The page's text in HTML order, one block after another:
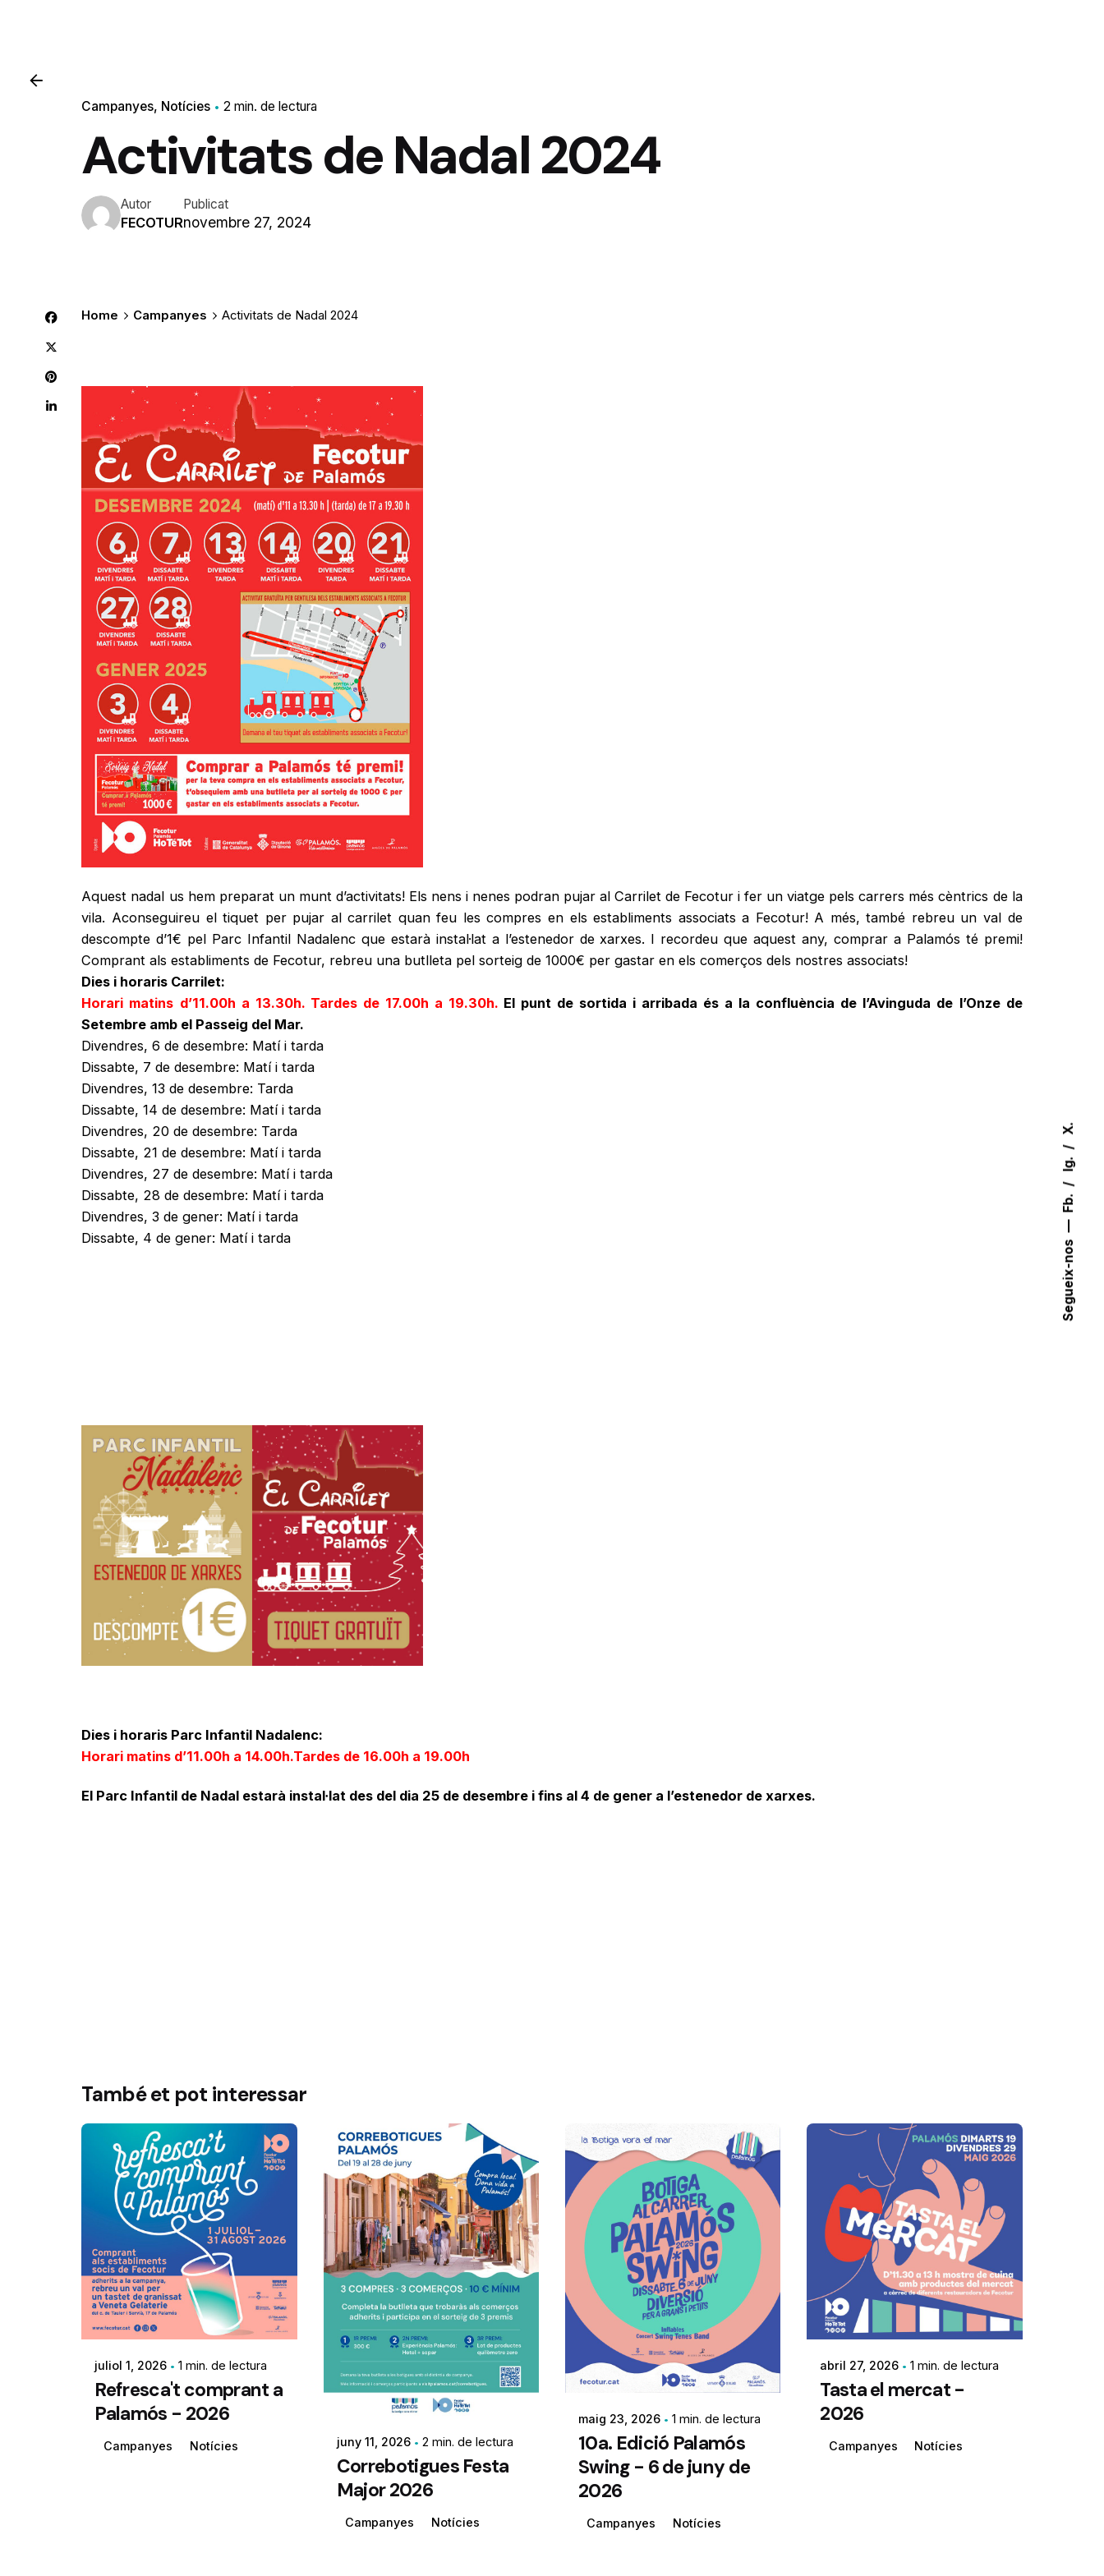
Segueix-nos
Fb.
Ig.
X.
Campanyes Notícies 2 min. de lectura
Activitats de Nadal 2024
Autor
FECOTUR
Publicat
novembre 27, 2024
Home Campanyes Activitats de Nadal 2024
Aquest nadal us hem preparat un munt d’activitats! Els nens i nenes podran pujar al Carrilet de Fecotur i fer un viatge pels carrers més cèntrics de la
vila. Aconseguireu el tiquet per pujar al carrilet quan feu les compres en els establiments associats a Fecotur! A més, també rebreu un val de
descompte d’1€ pel Parc Infantil Nadalenc que estarà instal·lat a l’estenedor de xarxes. I recordeu que aquest any, comprar a Palamós té premi!
Comprant als establiments de Fecotur, rebreu una butlleta pel sorteig de 1000€ per gastar en els comerços dels nostres associats!
Dies i horaris Carrilet:
Horari matins d’11.00h a 13.30h. Tardes de 17.00h a 19.30h. El punt de sortida i arribada és a la confluència de l’Avinguda de l’Onze de
Setembre amb el Passeig del Mar.
Divendres, 6 de desembre: Matí i tarda
Dissabte, 7 de desembre: Matí i tarda
Divendres, 13 de desembre: Tarda
Dissabte, 14 de desembre: Matí i tarda
Divendres, 20 de desembre: Tarda
Dissabte, 21 de desembre: Matí i tarda
Divendres, 27 de desembre: Matí i tarda
Dissabte, 28 de desembre: Matí i tarda
Divendres, 3 de gener: Matí i tarda
Dissabte, 4 de gener: Matí i tarda
Dies i horaris Parc Infantil Nadalenc:
Horari matins d’11.00h a 14.00h.Tardes de 16.00h a 19.00h
El Parc Infantil de Nadal estarà instal·lat des del dia 25 de desembre i fins al 4 de gener a l’estenedor de xarxes.
També et pot interessar
juliol 1, 2026 1 min. de lectura
Refresca't comprant a
Palamós - 2026
Campanyes Notícies juny 11, 2026 2 min. de lectura
Correbotigues Festa
Major 2026
Campanyes Notícies
maig 23, 2026 1 min. de lectura
10a. Edició Palamós
Swing - 6 de juny de
2026
Campanyes Notícies
abril 27, 2026 1 min. de lectura
Tasta el mercat -
2026
Campanyes Notícies